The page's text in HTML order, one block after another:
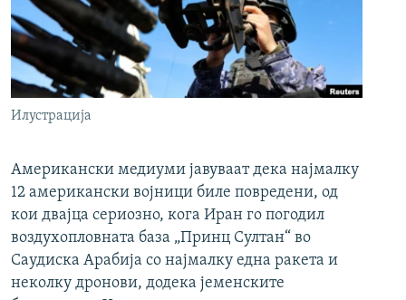
Илустрација
Американски медиуми јавуваат дека најмалку
12 американски војници биле повредени, од
кои двајца сериозно, кога Иран го погодил
воздухопловната база „Принц Султан“ во
Саудиска Арабија со најмалку една ракета и
неколку дронови, додека јеменските